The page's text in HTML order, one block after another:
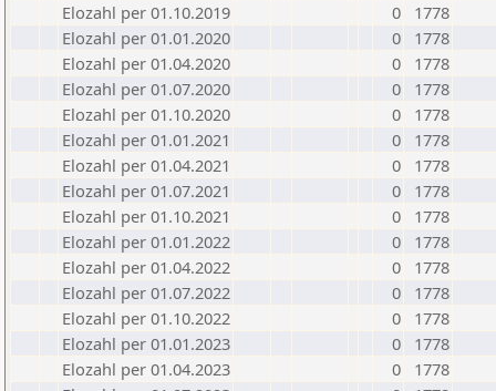
Elozahl per 01.10.2019
0
1778
Elozahl per 01.01.2020
0
1778
Elozahl per 01.04.2020
0
1778
Elozahl per 01.07.2020
0
1778
Elozahl per 01.10.2020
0
1778
Elozahl per 01.01.2021
0
1778
Elozahl per 01.04.2021
0
1778
Elozahl per 01.07.2021
0
1778
Elozahl per 01.10.2021
0
1778
Elozahl per 01.01.2022
0
1778
Elozahl per 01.04.2022
0
1778
Elozahl per 01.07.2022
0
1778
Elozahl per 01.10.2022
0
1778
Elozahl per 01.01.2023
0
1778
Elozahl per 01.04.2023
0
1778